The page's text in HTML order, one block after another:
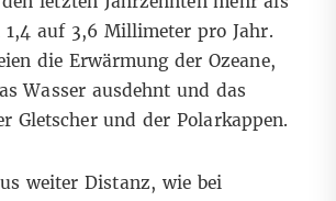
auf 3,6 Millimeter pro Jahr.
die Erwärmung der Ozeane,
Wasser ausdehnt und das
Gletscher und der Polarkappen.
weiter Distanz, wie bei